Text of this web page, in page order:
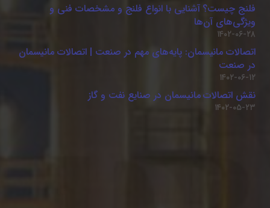
فلنج چیست؟ آشنایی با انواع فلنج و مشخصات فنی و
ویژگی‌های آن‌ها
۱۴۰۲-۰۶-۲۸
اتصالات مانیسمان: پایه‌های مهم در صنعت | اتصالات مانیسمان
در صنعت
۱۴۰۲-۰۶-۱۲
نقش اتصالات مانیسمان در صنایع نفت و گاز
۱۴۰۲-۰۵-۲۳